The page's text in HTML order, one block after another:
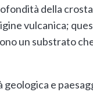
della
vulcanica;
un substrato
geologica e